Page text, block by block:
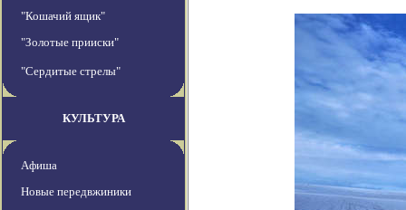
"Кошачий ящик"
"Золотые прииски"
"Сердитые стрелы"
КУЛЬТУРА
Афиша
Новые передвжиники